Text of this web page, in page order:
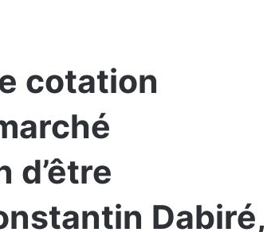
cotation
d’être
Dabiré,